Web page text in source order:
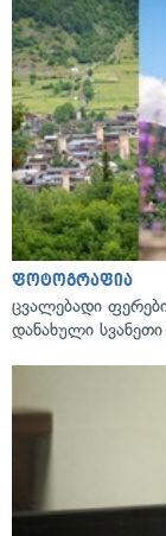
ფოტოგრაფია
ცვალებადი
დანახული სვანეთი